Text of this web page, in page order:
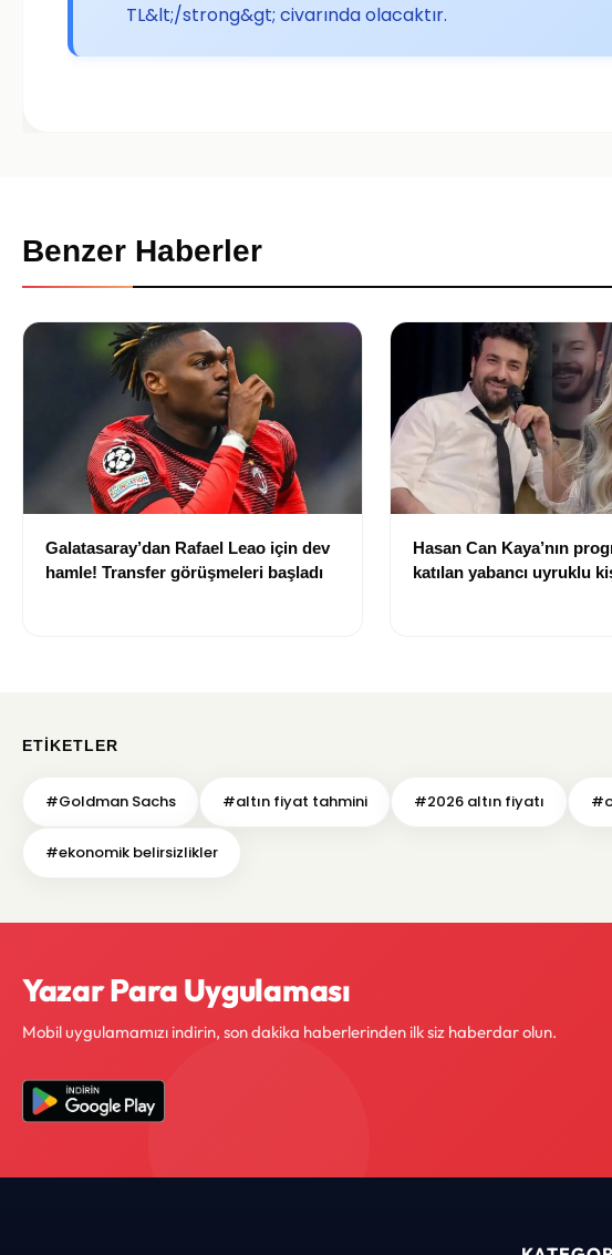
TL&lt;/strong&gt; civarında olacaktır.
Benzer Haberler
Galatasaray’dan Rafael Leao için dev
hamle! Transfer görüşmeleri başladı
Hasan Can Kaya’nın
katılan yabancı uyruklu
ETIKETLER
#Goldman Sachs #altın fiyat tahmini #2026 altın fiyatı
#ekonomik belirsizlikler
Yazar Para Uygulaması
Mobil uygulamamızı indirin, son dakika haberlerinden ilk siz haberdar olun.